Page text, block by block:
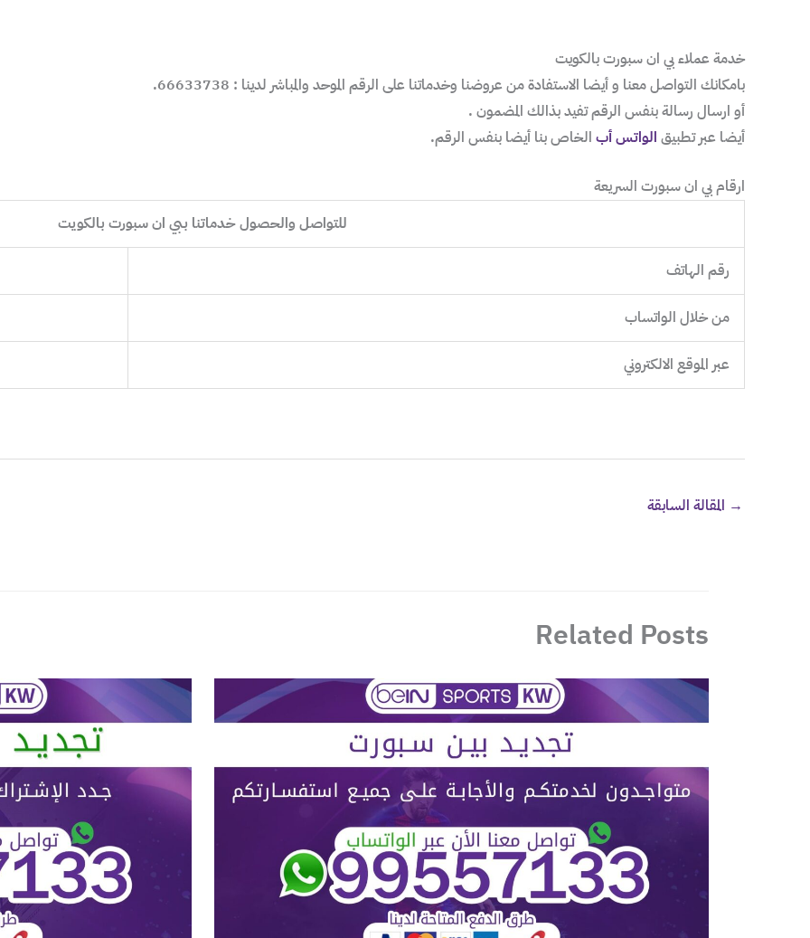
خدمة عملاء بي ان سبورت بالكويت
بامكانك التواصل معنا و أيضا الاستفادة من عروضنا وخدماتنا على الرقم الموحد والمباشر لدينا : 66633738.
أو ارسال رسالة بنفس الرقم تفيد بذالك المضمون .
أيضا عبر تطبيق الواتس أب الخاص بنا أيضا بنفس الرقم.
ارقام بي ان سبورت السريعة
للتواصل والحصول خدماتنا ببي ان سبورت بالكويت
رقم الهاتف
من خلال الواتساب
عبر الموقع الالكتروني
→ المقالة السابقة
Related Posts